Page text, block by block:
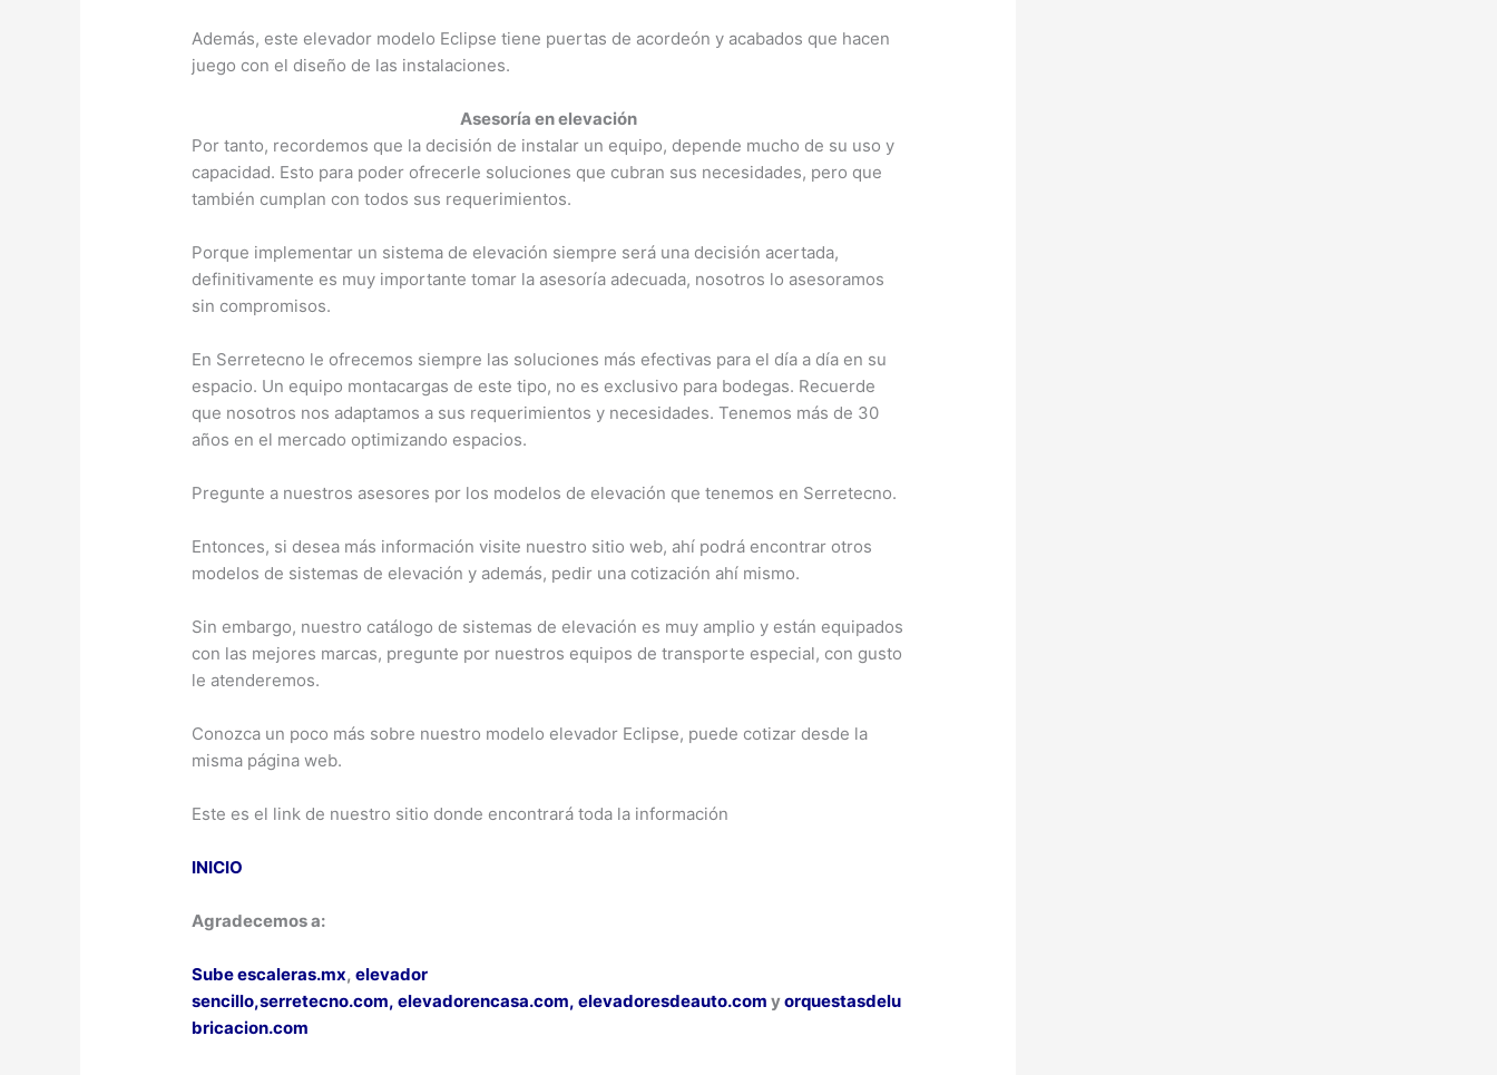
Además, este elevador modelo Eclipse tiene puertas de acordeón y acabados que hacen
juego con el diseño de las instalaciones.
Asesoría en elevación
Por tanto, recordemos que la decisión de instalar un equipo, depende mucho de su uso y
capacidad. Esto para poder ofrecerle soluciones que cubran sus necesidades, pero que
también cumplan con todos sus requerimientos.
Porque implementar un sistema de elevación siempre será una decisión acertada,
definitivamente es muy importante tomar la asesoría adecuada, nosotros lo asesoramos
sin compromisos.
En Serretecno le ofrecemos siempre las soluciones más efectivas para el día a día en su
espacio. Un equipo montacargas de este tipo, no es exclusivo para bodegas. Recuerde
que nosotros nos adaptamos a sus requerimientos y necesidades. Tenemos más de 30
años en el mercado optimizando espacios.
Pregunte a nuestros asesores por los modelos de elevación que tenemos en Serretecno.
Entonces, si desea más información visite nuestro sitio web, ahí podrá encontrar otros
modelos de sistemas de elevación y además, pedir una cotización ahí mismo.
Sin embargo, nuestro catálogo de sistemas de elevación es muy amplio y están equipados
con las mejores marcas, pregunte por nuestros equipos de transporte especial, con gusto
le atenderemos.
Conozca un poco más sobre nuestro modelo elevador Eclipse, puede cotizar desde la
misma página web.
Este es el link de nuestro sitio donde encontrará toda la información
INICIO
Agradecemos a:
Sube escaleras.mx,elevador
sencillo,serretecno.com, elevadorencasa.com, elevadoresdeauto.com yorquestasdelu
bricacion.com